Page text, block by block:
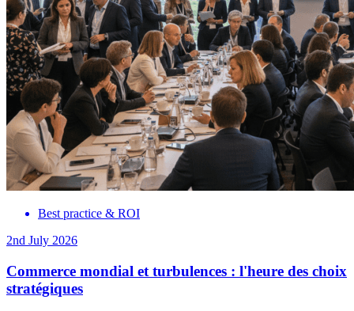
Best practice & ROI
2nd July 2026
Commerce mondial et turbulences : l'heure des choix
stratégiques